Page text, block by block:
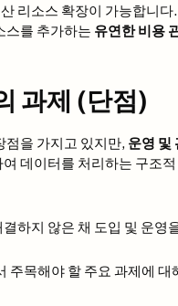
리소스 확장이 가능합니
스를 추가하는 유연한 비용
과제 (단점)
점을 가지고 있지만, 운영 및
데이터를 처리하는 구조
하지 않은 채 도입 및 운영
주목해야 할 주요 과제에